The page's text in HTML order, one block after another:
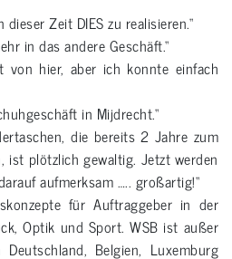
Zeit DIES zu realisieren.“
in das andere Geschäft.“
hier, aber ich konnte einfach
in Mijdrecht.“
die bereits 2 Jahre zum
ist plötzlich gewaltig. Jetzt werden
aufmerksam ….. großartig!“
für Auftraggeber in der
Optik und Sport. WSB ist außer
Belgien, Luxemburg